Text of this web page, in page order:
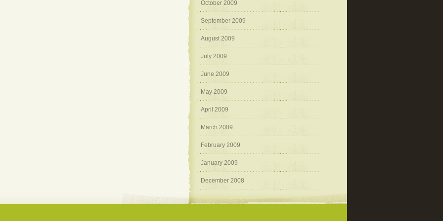
October 2009
September 2009
August 2009
July 2009
June 2009
May 2009
April 2009
March 2009
February 2009
January 2009
December 2008